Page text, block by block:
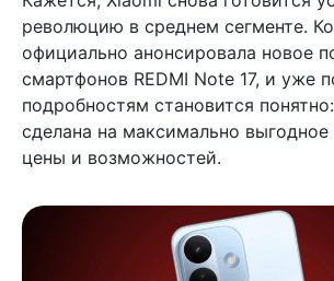
революцию в среднем сегменте.
официально анонсировала новое
смартфонов REDMI Note 17, и уже
подробностям становится
сделана на максимально
цены и возможностей.